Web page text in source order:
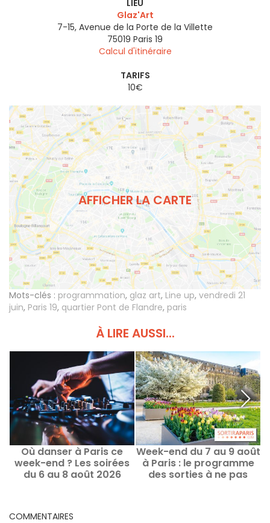
LIEU
Glaz'Art
7-15, Avenue de la Porte de la Villette
75019 Paris 19
Calcul d'itinéraire
TARIFS
10€
AFFICHER LA CARTE
Mots-clés : programmation, glaz art, Line up, vendredi 21
juin, Paris 19, quartier Pont de Flandre, paris
À LIRE AUSSI...
Où danser à Paris ce
week-end ? Les soirées
du 6 au 8 août 2026
Week-end du 7 au 9 août
à Paris : le programme
des sorties à ne pas
COMMENTAIRES